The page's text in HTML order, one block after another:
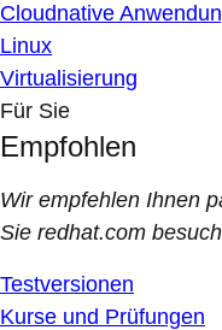
Cloudnative
Linux
Virtualisierung
Für Sie
Empfohlen
Wir empfehlen Ihnen
Sie redhat.com
Testversionen
Kurse und Prüfungen